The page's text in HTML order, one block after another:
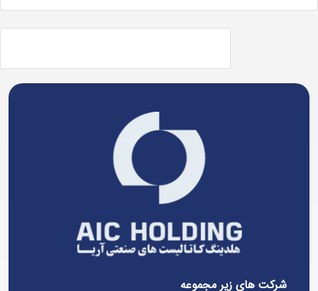
شرکت های زیر مجموعه